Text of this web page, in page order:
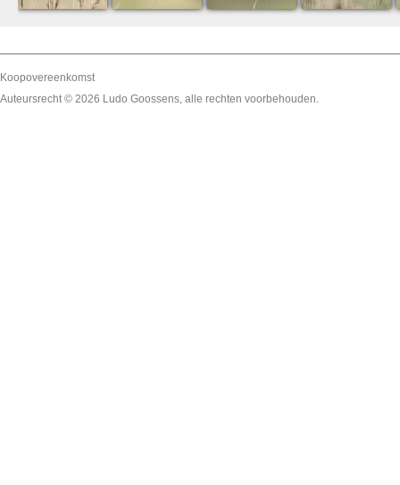
Koopovereenkomst
Auteursrecht © 2026 Ludo Goossens, alle rechten voorbehouden.